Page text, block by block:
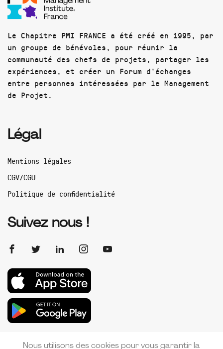
Le Chapitre PMI FRANCE a été créé en 1995, par
un groupe de bénévoles, pour réunir la
communauté des chefs de projets, partager les
expériences, et créer un Forum d'échanges
entre personnes intéressées par le Management
de Projet.
Légal
Mentions légales
CGV/CGU
Politique de confidentialité
Suivez nous !
Nous utilisons des cookies pour vous garantir la